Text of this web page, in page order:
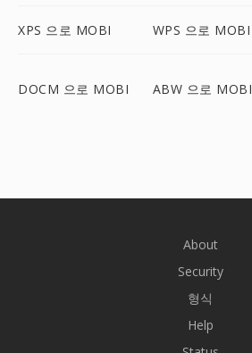
XPS 으로 MOBI WPS 으로 MOBI
DOCM 으로 MOBI ABW 으로 MOBI
About
Security
형식
Help